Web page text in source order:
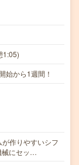
1:05)
から1週間！
作りやすいシフ
械にセッ…